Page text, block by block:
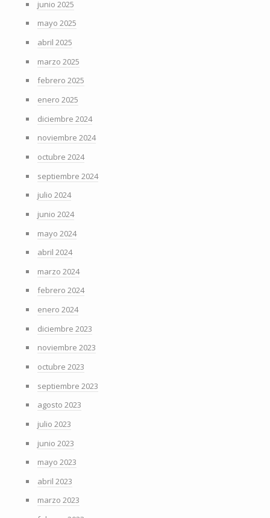
junio 2025
mayo 2025
abril 2025
marzo 2025
febrero 2025
enero 2025
diciembre 2024
noviembre 2024
octubre 2024
septiembre 2024
julio 2024
junio 2024
mayo 2024
abril 2024
marzo 2024
febrero 2024
enero 2024
diciembre 2023
noviembre 2023
octubre 2023
septiembre 2023
agosto 2023
julio 2023
junio 2023
mayo 2023
abril 2023
marzo 2023